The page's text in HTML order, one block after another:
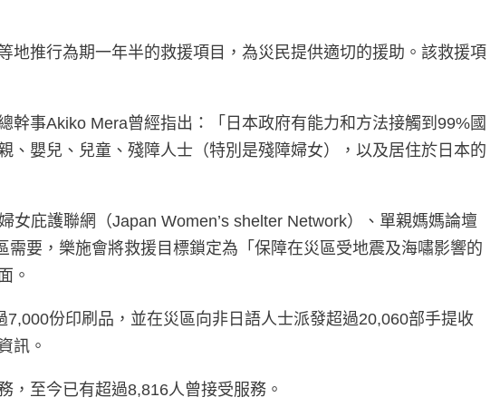
推行為期一年半的救援項目，為災民提供適切的援助。該救援項
事Akiko Mera曾經指出：「日本政府有能力和方法接觸到99%國
嬰兒、兒童、殘障人士（特別是殘障婦女），以及居住於日本的
庇護聯網（Japan Women’s shelter Network）、單親媽媽論壇
要，樂施會將救援目標鎖定為「保障在災區受地震及海嘯影響的
。
份印刷品，並在災區向非日語人士派發超過20,060部手提收
訊。
，至今已有超過8,816人曾接受服務。